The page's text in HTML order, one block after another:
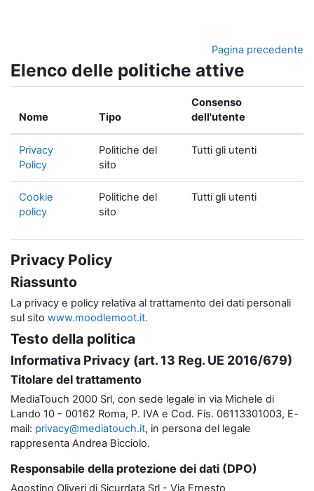
Pagina precedente
Elenco delle politiche attive
Nome Tipo
Consenso
dell'utente
Privacy
Policy
Politiche del
sito
Tutti gli utenti
Cookie
policy
Politiche del
sito
Tutti gli utenti
Privacy Policy
Riassunto
La privacy e policy relativa al trattamento dei dati personali
sul sito www.moodlemoot.it.
Testo della politica
Informativa Privacy (art. 13 Reg. UE 2016/679)
Titolare del trattamento
MediaTouch 2000 Srl, con sede legale in via Michele di
Lando 10 - 00162 Roma, P. IVA e Cod. Fis. 06113301003, E-
mail: privacy@mediatouch.it, in persona del legale
rappresenta Andrea Bicciolo.
Responsabile della protezione dei dati (DPO)
Agostino Oliveri di Sicurdata Srl - Via Ernesto